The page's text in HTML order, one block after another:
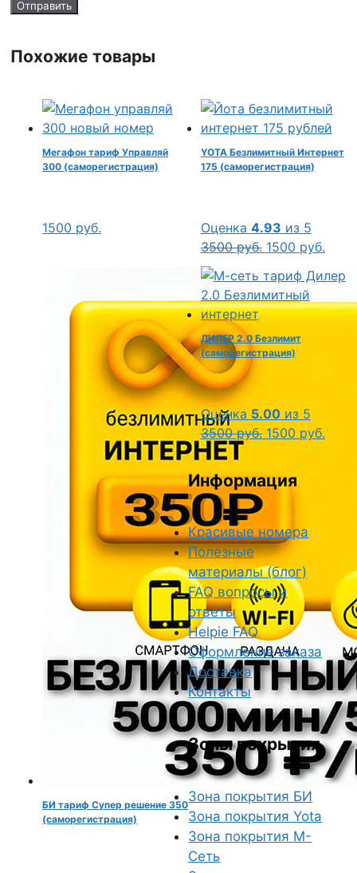
Похожие товары
Мегафон тариф Управляй
300 (саморегистрация)
1500 руб.
YOTA Безлимитный Интернет
175 (саморегистрация)
Оценка 4.93 из 5
3500руб.
составляла
3500 руб..
1500 руб.
1500
БИ тариф Супер решение 350
(саморегистрация)
ДИЛЕР 2.0 Безлимит
(саморегистрация)
Оценка 5.00из 5
3500руб.
3500 руб..
1500 руб.
Информация
Красивые номера
Полезные
материалы (блог)
FAQ вопросы и
ответы
Helpie FAQ
Оформление заказа
Доставка
Контакты
Зоны покрытия
Зона покрытия БИ
Зона покрытия Yota
Зона покрытия М-
Сеть